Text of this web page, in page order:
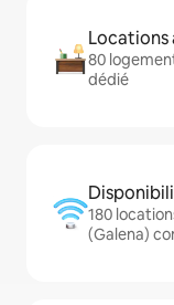
Locations
80
dédié
180
(Galena)